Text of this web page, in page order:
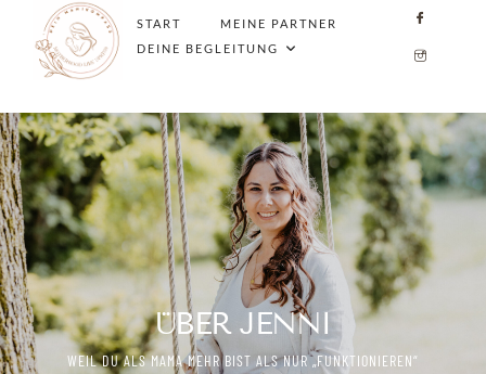
START
MEINE PARTNER
DEINE BEGLEITUNG
ÜBER JENNI
WEIL DU ALS MAMA MEHR BIST ALS NUR „FUNKTIONIEREN“